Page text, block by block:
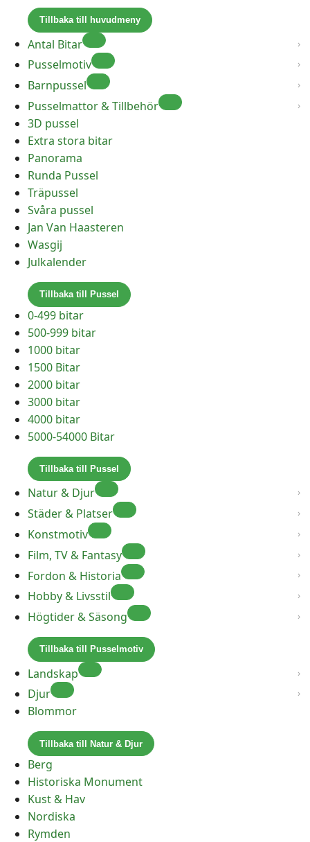
Tillbaka till huvudmeny
Antal Bitar
Pusselmotiv
Barnpussel
Pusselmattor & Tillbehör
3D pussel
Extra stora bitar
Panorama
Runda Pussel
Träpussel
Svåra pussel
Jan Van Haasteren
Wasgij
Julkalender
Tillbaka till Pussel
0-499 bitar
500-999 bitar
1000 bitar
1500 Bitar
2000 bitar
3000 bitar
4000 bitar
5000-54000 Bitar
Tillbaka till Pussel
Natur & Djur
Städer & Platser
Konstmotiv
Film, TV & Fantasy
Fordon & Historia
Hobby & Livsstil
Högtider & Säsong
Tillbaka till Pusselmotiv
Landskap
Djur
Blommor
Tillbaka till Natur & Djur
Berg
Historiska Monument
Kust & Hav
Nordiska
Rymden